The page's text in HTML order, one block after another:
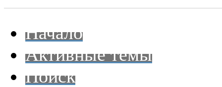
Начало
Активные темы
Поиск